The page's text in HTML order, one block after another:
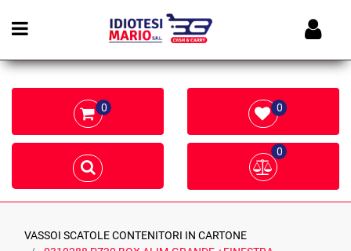
Open menu
0 0
0
VASSOI SCATOLE CONTENITORI IN CARTONE